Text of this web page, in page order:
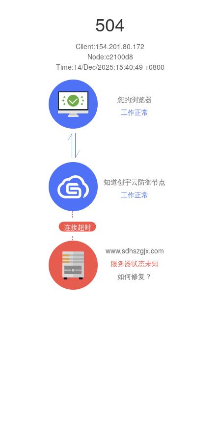
504
Client:154.201.80.172
Node:c2100d8
Time:14/Dec/2025:15:40:49 +0800
您的浏览器
工作正常
知道创宇云防御节点
工作正常
连接超时
www.sdhszgjx.com
服务器状态未知
如何修复？